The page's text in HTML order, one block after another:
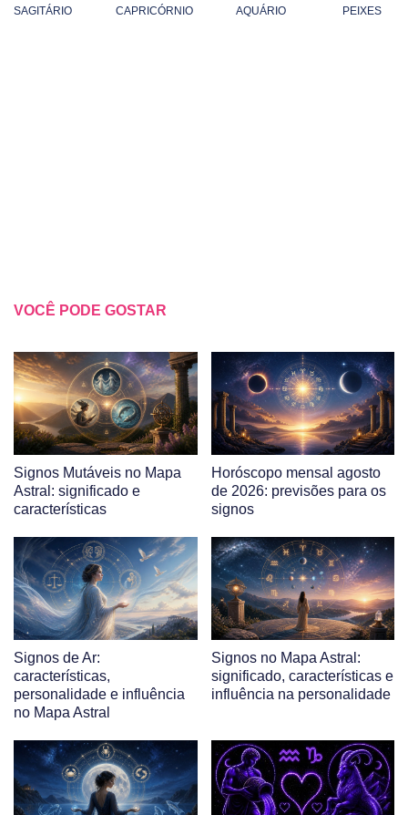
SAGITÁRIO CAPRICÓRNIO AQUÁRIO PEIXES
VOCÊ PODE GOSTAR
Signos Mutáveis no Mapa
Astral: significado e
características
Horóscopo mensal agosto
de 2026: previsões para os
signos
Signos de Ar:
características,
personalidade e influência
no Mapa Astral
Signos no Mapa Astral:
significado, características e
influência na personalidade